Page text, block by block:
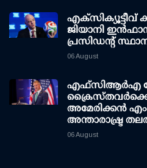
എക്സിക്യൂട്ടീവ്
ജിയാനി
പ്രസിഡന്റ്
06 August
എഫ്‌സി‌ആര്‍‌എ
അമേരിക്കൻ
അന്താരാഷ്ട്ര
06 August